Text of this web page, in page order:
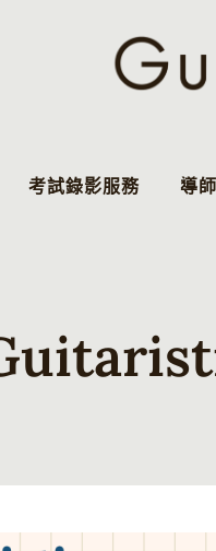
考試錄影服務 導